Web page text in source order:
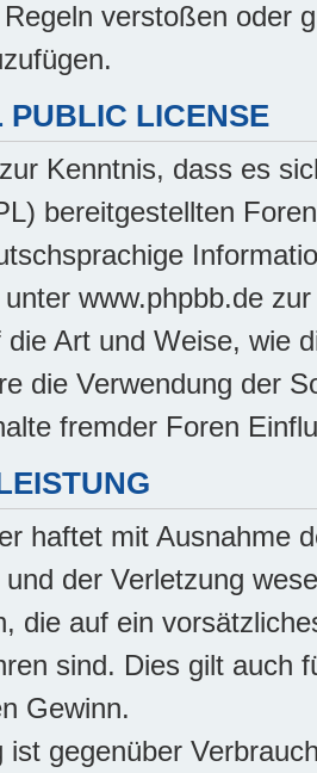
verstoßen oder
PUBLIC LICENSE
Kenntnis, dass es
bereitgestellten
www.phpbb.de
die Art und Weise, wie
die Verwendung der
fremder Foren
haftet mit Ausnahme
der Verletzung
die auf ein
sind. Dies gilt auch
Gewinn.
ist gegenüber